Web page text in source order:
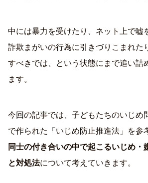
中には暴力を受けたり、ネット上で嘘
詐欺まがいの行為に引きづりこまれた
すべきでは、という状態にまで追い詰
ます。
今回の記事では、子どもたちのいじめ
で作られた「いじめ防止推進法」を参
同士の付き合いの中で起こるいじめ・
と対処法について考えていきます。